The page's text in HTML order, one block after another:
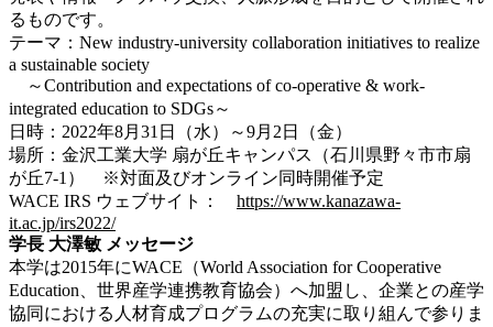
るものです。
テーマ：New industry-university collaboration initiatives to realize
a sustainable society
～Contribution and expectations of co-operative & work-
integrated education to SDGs～
日時：2022年8月31日（水）～9月2日（金）
場所：金沢工業大学 扇が丘キャンパス（石川県野々市市扇
が丘7-1） ※対面及びオンライン同時開催予定
WACE IRS ウェブサイト： https://www.kanazawa-
it.ac.jp/irs2022/
学長 大澤敏 メッセージ
本学は2015年にWACE（World Association for Cooperative
Education、世界産学連携教育協会）へ加盟し、企業との産学
協同における人材育成プログラムの充実に取り組んで参りま